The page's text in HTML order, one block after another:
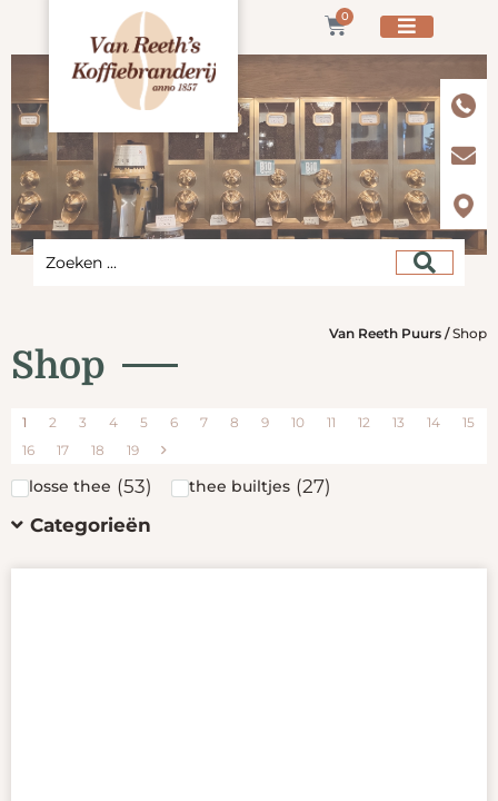
0
Van Reeth Puurs /Shop
Shop
1 2 3 4 5 6 7 8 9 10 11 12 13 14
15
16
17 18 19
losse thee (53) thee builtjes (27)
Categorieën